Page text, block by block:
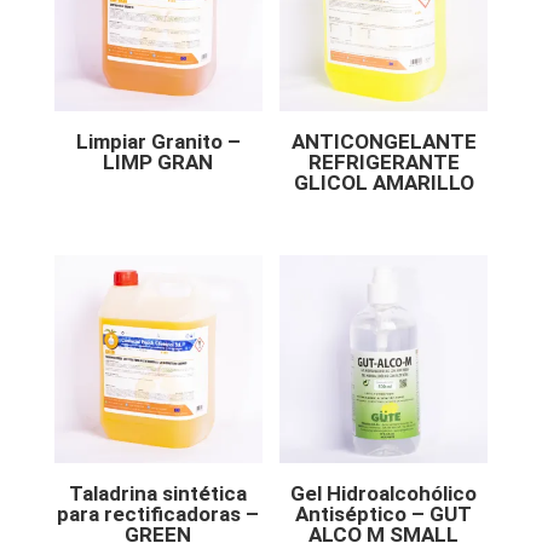
Limpiar Granito –
LIMP GRAN
ANTICONGELANTE
REFRIGERANTE
GLICOL AMARILLO
Taladrina sintética
para rectificadoras –
GREEN
Gel Hidroalcohólico
Antiséptico – GUT
ALCO M SMALL